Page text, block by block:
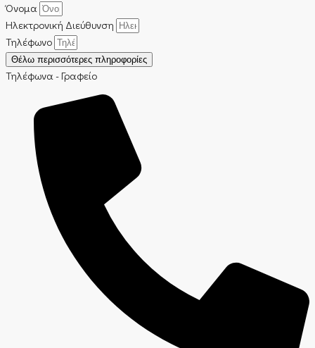
Όνομα
Ηλεκτρονική Διεύθυνση
Τηλέφωνο
Θέλω περισσότερες πληροφορίες
Τηλέφωνα - Γραφείο